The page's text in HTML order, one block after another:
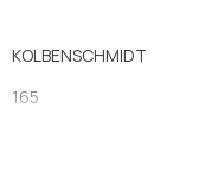
KOLBENSCHMIDT
165